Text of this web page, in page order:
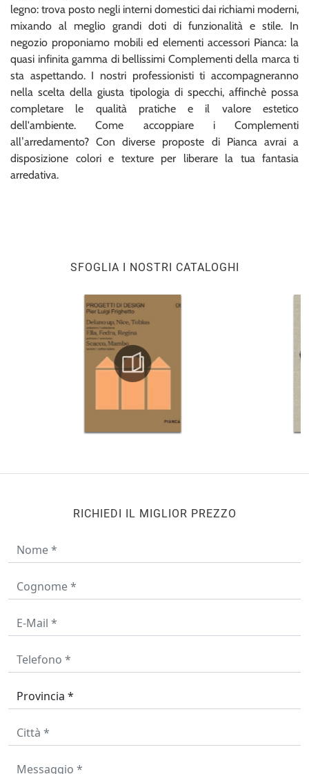
legno: trova posto negli interni domestici dai richiami moderni,
mixando al meglio grandi doti di funzionalità e stile. In
negozio proponiamo mobili ed elementi accessori Pianca: la
quasi infinita gamma di bellissimi Complementi della marca ti
sta aspettando. I nostri professionisti ti accompagneranno
nella scelta della giusta tipologia di specchi, affinchè possa
completare le qualità pratiche e il valore estetico
dell'ambiente. Come accoppiare i Complementi
all’arredamento? Con diverse proposte di Pianca avrai a
disposizione colori e texture per liberare la tua fantasia
arredativa.
SFOGLIA I NOSTRI CATALOGHI
RICHIEDI IL MIGLIOR PREZZO